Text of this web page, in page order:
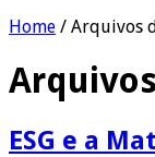
Home / Arquivos
ESG e a